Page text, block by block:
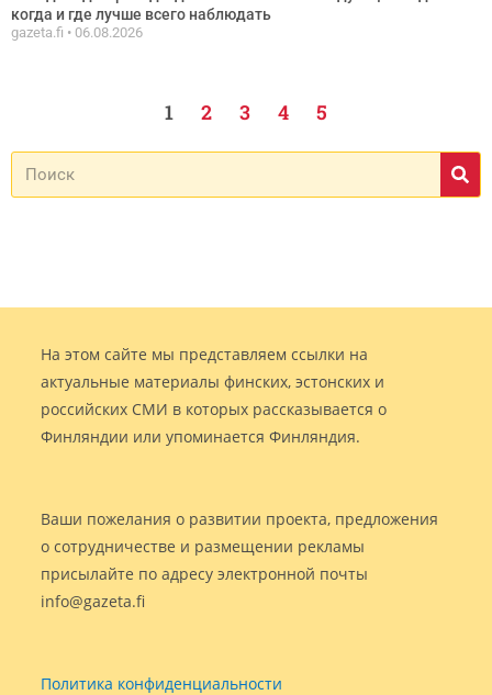
когда и где лучше всего наблюдать
gazeta.fi 06.08.2026
1 2 3 4 5
На этом сайте мы представляем ссылки на
актуальные материалы финских, эстонских и
российских СМИ в которых рассказывается о
Финляндии или упоминается Финляндия.
Ваши пожелания о развитии проекта, предложения
о сотрудничестве и размещении рекламы
присылайте по адресу электронной почты
info@gazeta.fi
Политика конфиденциальности